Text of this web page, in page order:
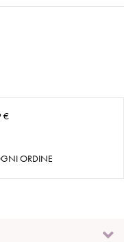
€
ORDINE